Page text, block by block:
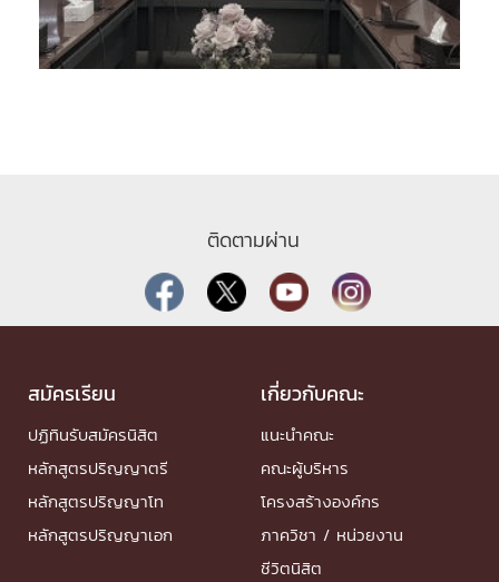
ติดตามผ่าน
สมัครเรียน
ปฏิทินรับสมัครนิสิต
หลักสูตรปริญญาตรี
หลักสูตรปริญญาโท
หลักสูตรปริญญาเอก
เกี่ยวกับคณะ
แนะนำคณะ
คณะผู้บริหาร
โครงสร้างองค์กร
ภาควิชา / หน่วยงาน
ชีวิตนิสิต